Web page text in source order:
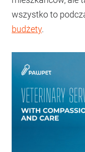
wszystko to
budżety.